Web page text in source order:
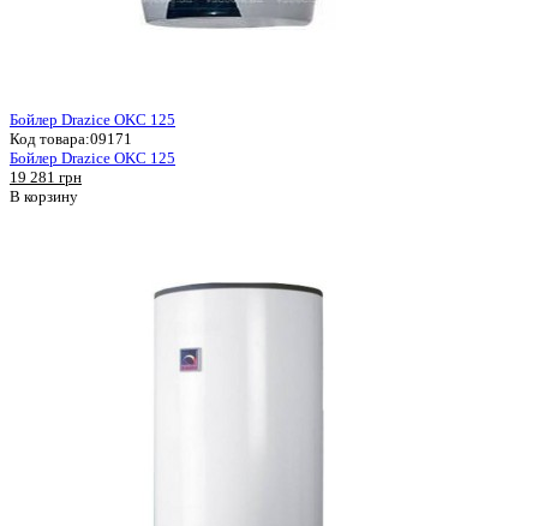
Бойлер Drazice OKC 125
Код товара:09171
Бойлер Drazice OKC 125
19 281 грн
В корзину